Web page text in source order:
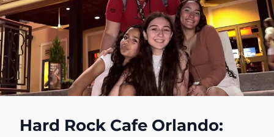
Hard Rock Cafe Orlando: